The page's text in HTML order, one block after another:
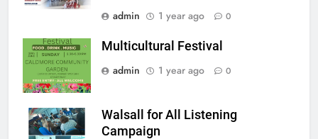
admin
1 year ago 0
Multicultural Festival
admin
1 year ago 0
Walsall for All Listening
Campaign
4
Campaign
MEDIA